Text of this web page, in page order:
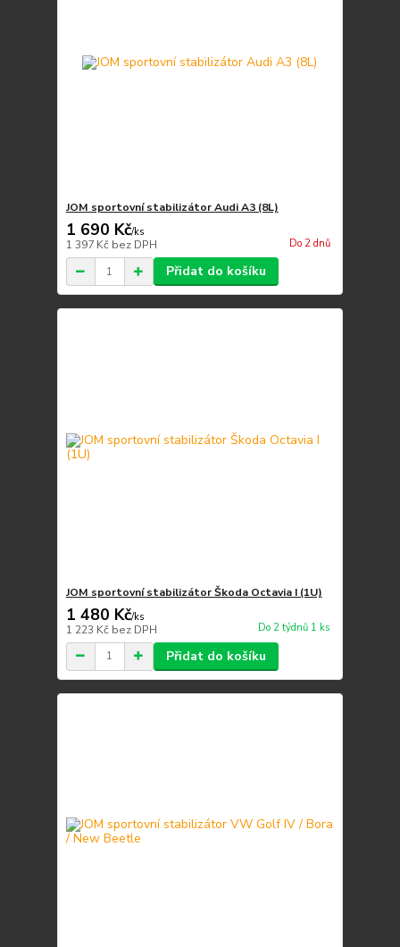
JOM sportovní stabilizátor Audi A3 (8L)
1 690 Kč/ks
1 397 Kč bez DPH Do 2 dnů
Přidat do košíku
JOM sportovní stabilizátor Škoda Octavia I (1U)
1 480 Kč/ks
1 223 Kč bez DPH Do 2 týdnů 1 ks
Přidat do košíku